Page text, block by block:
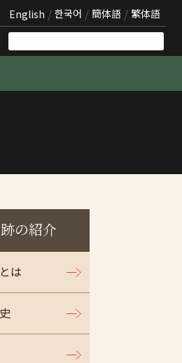
English 한국어 簡体語 繁体語
の紹介
は